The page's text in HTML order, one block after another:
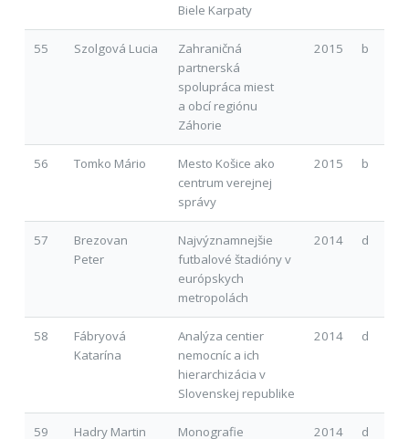
Biele Karpaty
55 Szolgová Lucia
Zahraničná
partnerská
spolupráca miest
a obcí regiónu
Záhorie
2015 b
56 Tomko Mário
Mesto Košice ako
centrum verejnej
správy
2015 b
57
Brezovan
Peter
Najvýznamnejšie
futbalové štadióny v
európskych
metropolách
2014 d
58
Fábryová
Katarína
Analýza centier
nemocníc a ich
hierarchizácia v
Slovenskej republike
2014 d
59 Hadry Martin
Monografie
2014 d